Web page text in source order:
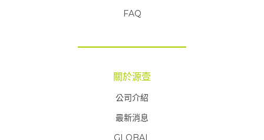
FAQ
關於源壹
公司介紹
最新消息
GLOBAL